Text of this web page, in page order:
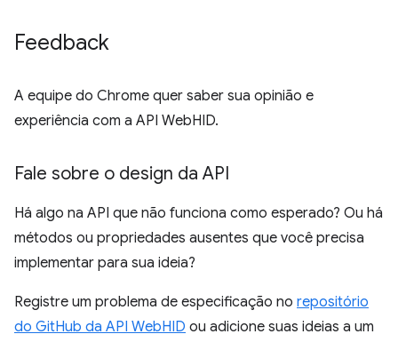
Feedback
A equipe do Chrome quer saber sua opinião e
experiência com a API WebHID.
Fale sobre o design da API
Há algo na API que não funciona como esperado? Ou há
métodos ou propriedades ausentes que você precisa
implementar para sua ideia?
Registre um problema de especificação no repositório
do GitHub da API WebHID ou adicione suas ideias a um